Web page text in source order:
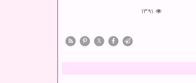
1391
X